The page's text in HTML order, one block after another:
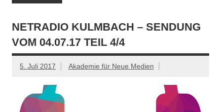
NETRADIO KULMBACH – SENDUNG
VOM 04.07.17 TEIL 4/4
5. Juli 2017 Akademie für Neue Medien